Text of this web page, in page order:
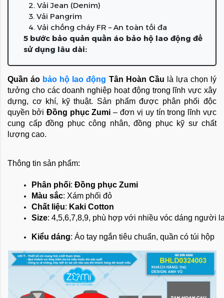
2. Vải Jean (Denim)
3. Vải Pangrim
4. Vải chống cháy FR – An toàn tối đa
5 bước bảo quản quần áo bảo hộ lao động để
sử dụng lâu dài:
Quần áo bảo hộ lao động Tân Hoàn Cầu là lựa chọn lý
tưởng cho các doanh nghiệp hoạt động trong lĩnh vực xây
dựng, cơ khí, kỹ thuật. Sản phẩm được phân phối độc
quyền bởi Đồng phục Zumi – đơn vị uy tín trong lĩnh vực
cung cấp đồng phục công nhân, đồng phục kỹ sư chất
lượng cao.
Thông tin sản phẩm:
Phân phối: Đồng phục Zumi
Màu sắc: Xám phối đỏ
Chất liệu: Kaki Cotton
Size: 4,5,6,7,8,9, phù hợp với nhiều vóc dáng người
Kiểu dáng: Áo tay ngắn tiêu chuẩn, quần có túi hộp